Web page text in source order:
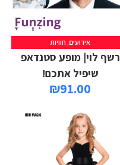
אירועים חוויות
רשף לוי| מופע סטנדאפ
שיפיל אתכם!
₪91.00